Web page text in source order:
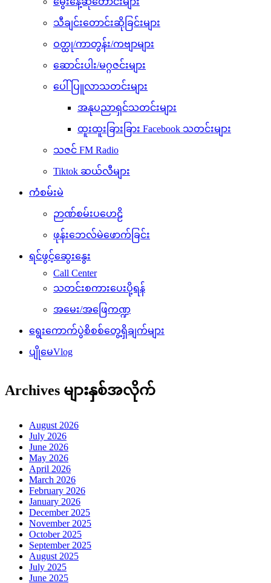
သီချင်းတောင်းဆိုခြင်းများ
ဝတ္ထု/ကာတွန်း/ကဗျာများ
ဆောင်းပါး/မဂ္ဂဇင်းများ
ပေါ်ပြူလာသတင်းများ
အနုပညာရှင်သတင်းများ
ထူးထူးခြားခြား Facebook သတင်းများ
သဇင် FM Radio
Tiktok ဆယ်လီများ
ကံစမ်းမဲ
ဉာဏ်စမ်းပဟေဠိ
ဖုန်းဘေလ်မဲဖောက်ခြင်း
ရင်ဖွင့်ဆွေးနွေး
Call Center
သတင်းစကားပေးပို့ရန်
အမေး/အဖြေကဏ္ဍ
ရွေးကောက်ပွဲစိစစ်တွေ့ရှိချက်များ
ပျိုမေVlog
Archives များနှစ်အလိုက်
August 2026
July 2026
June 2026
May 2026
April 2026
March 2026
February 2026
January 2026
December 2025
November 2025
October 2025
September 2025
August 2025
July 2025
June 2025